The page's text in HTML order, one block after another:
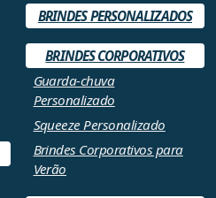
BRINDES PERSONALIZADOS
BRINDES CORPORATIVOS
Guarda-chuva
Personalizado
Squeeze Personalizado
Brindes Corporativos para
Verão